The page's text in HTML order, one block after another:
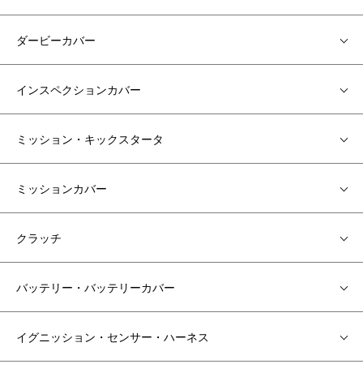
ダービーカバー
インスペクションカバー
ミッション・キックスタータ
ミッションカバー
クラッチ
バッテリー・バッテリーカバー
イグニッション・センサー・ハーネス